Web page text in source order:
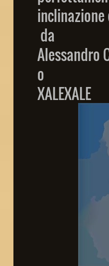
da
Alessandro
o
XALEXALE